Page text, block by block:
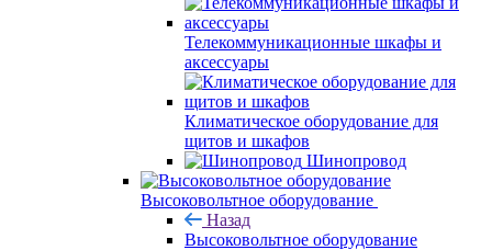
Телекоммуникационные шкафы и
аксессуары
Климатическое оборудование для
щитов и шкафов
Шинопровод
Высоковольтное оборудование
Назад
Высоковольтное оборудование